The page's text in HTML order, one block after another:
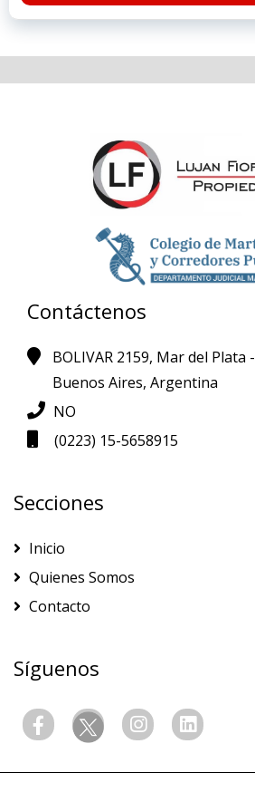
Contáctenos
BOLIVAR 2159, Mar del Plata -
Buenos Aires, Argentina
NO
(0223) 15-5658915
Secciones
Inicio
Quienes Somos
Contacto
Síguenos